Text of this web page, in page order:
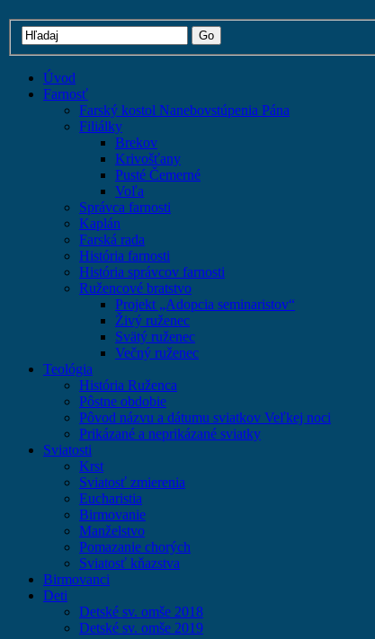
Úvod
Farnosť
Farský kostol Nanebovstúpenia Pána
Filiálky
Brekov
Krivošťany
Pusté Čemerné
Voľa
Správca farnosti
Kaplán
Farská rada
História farnosti
História správcov farnosti
Ružencové bratstvo
Projekt „Adopcia seminaristov“
Živý ruženec
Svätý ruženec
Večný ruženec
Teológia
História Ruženca
Pôstne obdobie
Pôvod názvu a dátumu sviatkov Veľkej noci
Prikázané a neprikázané sviatky
Sviatosti
Krst
Sviatosť zmierenia
Eucharistia
Birmovanie
Manželstvo
Pomazanie chorých
Sviatosť kňazstva
Birmovanci
Deti
Detské sv. omše 2018
Detské sv. omše 2019